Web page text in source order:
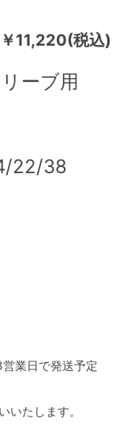
￥11,220(税込)
業日で発送予定
ーブ用
22/38
いたします。